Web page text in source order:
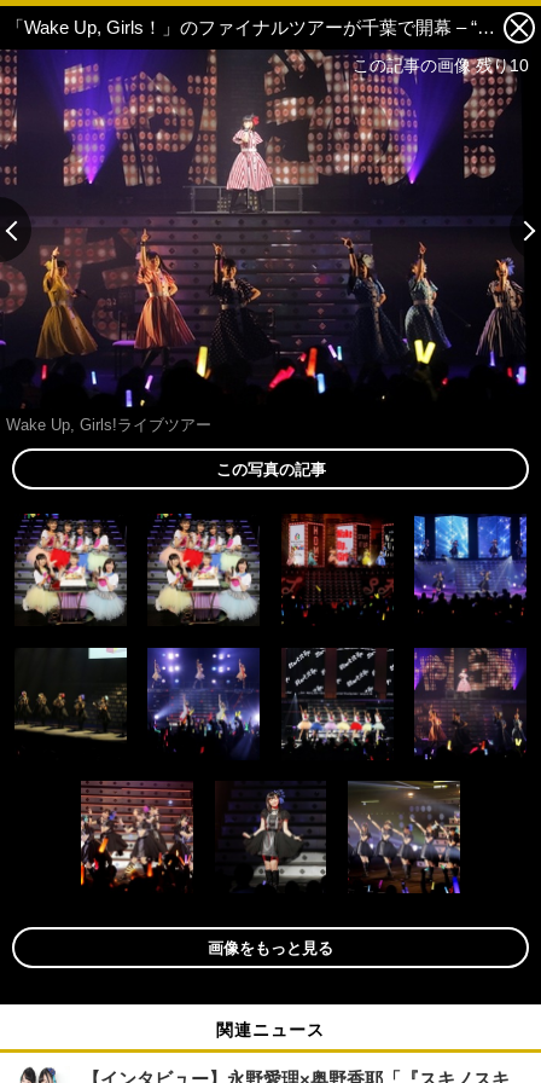
「Wake Up, Girls！」のファイナルツアーが千葉で開幕 – “寂しい”を“楽しい”に替える7人に心からの拍手を 8枚目の写真・画像
Wake Up, Girls!ライブツアー
この写真の記事
画像をもっと見る
関連ニュース
【インタビュー】永野愛理×奥野香耶「『スキノスキ
この記事の画像 残り10